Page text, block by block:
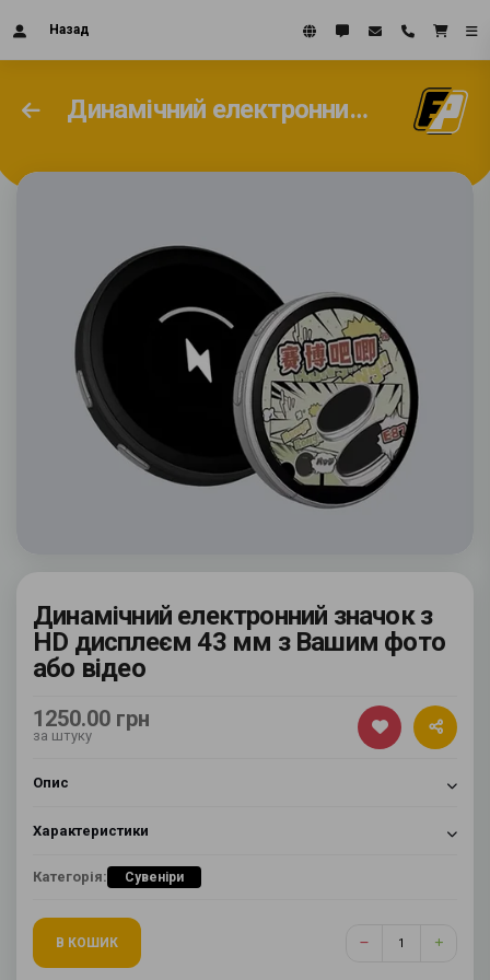
Назад
Динамічний електронний значок з HD дисплеєм 43 мм з Вашим фото або відео
Динамічний електронний значок з
HD дисплеєм 43 мм з Вашим фото
або відео
1250.00 грн
за штуку
Опис
Характеристики
Категорія: Сувеніри
В КОШИК